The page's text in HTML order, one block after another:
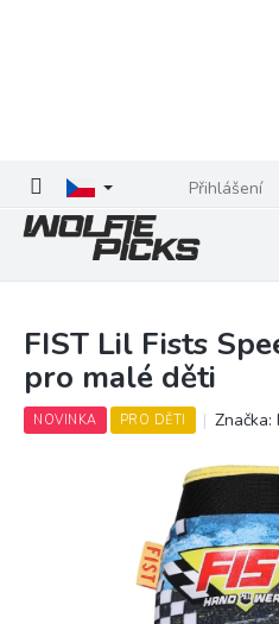
Přihlášení
FIST Lil Fists
pro malé děti
NOVINKA PRO DĚTI Značka: